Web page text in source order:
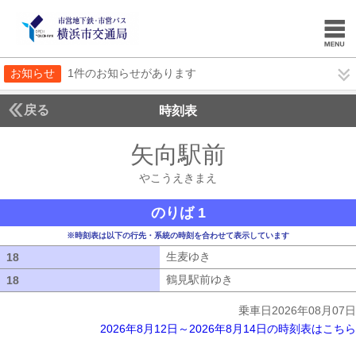
お知らせ 1件のお知らせがあります
戻る 時刻表
矢向駅前
やこうえきまえ
のりば 1
※時刻表は以下の行先・系統の時刻を合わせて表示しています
18 生麦ゆき
18
鶴見駅前ゆき
乗車日2026年08月07日
2026年8月12日～2026年8月14日の時刻表はこちら